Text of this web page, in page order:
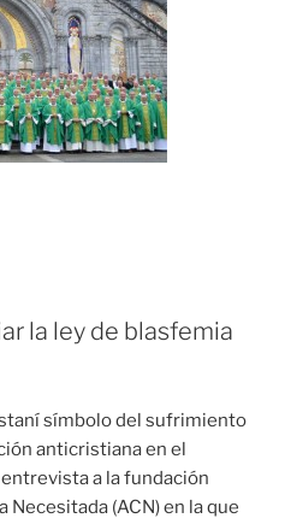
la ley de blasfemia
símbolo del sufrimiento
anticristiana en el
a la fundación
Necesitada (ACN) en la que